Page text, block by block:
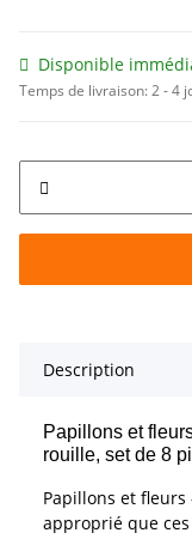
Disponible
Temps de livraison:2 - 4
Description
Papillons et
rouille, set de 8
Papillons et
approprié que